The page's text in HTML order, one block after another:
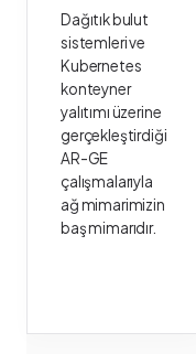
Dağıtık bulut
sistemleri ve
Kubernetes
konteyner
yalıtımı üzerine
gerçekleştirdiği
AR-GE
çalışmalarıyla
ağ mimarimizin
baş mimarıdır.